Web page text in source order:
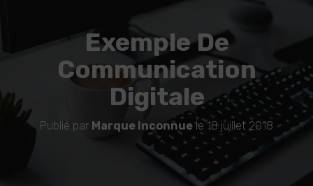
A
V
G
A
Exemple De
Communication
Digitale
Publié par Marque Inconnuele18 juillet 2018